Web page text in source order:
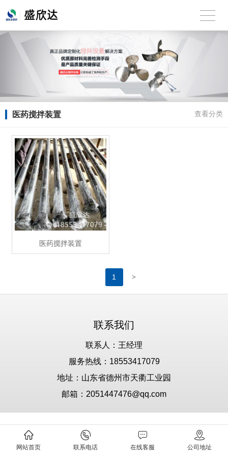
医药搅拌装置 查看分类
医药搅拌装置
1 >
网站首页 联系电话 在线客服 公司地址
联系我们
联系人：王经理
服务热线：18553417079
地址：山东省德州市天衢工业园
邮箱：2051447476@qq.com